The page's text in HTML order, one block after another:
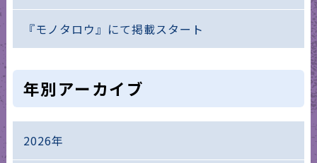
『モノタロウ』にて掲載スタート
年別アーカイブ
2026年